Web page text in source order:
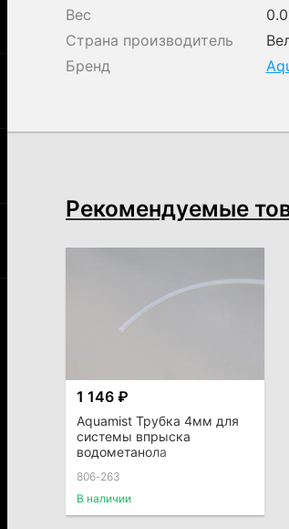
Вес
Страна производитель
Бренд
Рекомендуемые
1 146 ₽
Aquamist Трубка 4мм для
системы впрыска
водометанола
806-263
В наличии